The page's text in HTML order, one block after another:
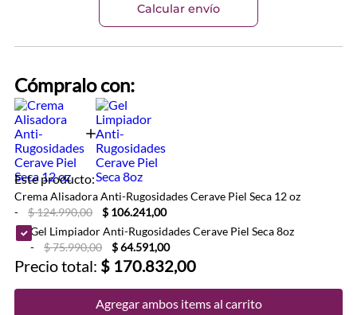
Calcular envío
Cómpralo con:
Este producto:
Crema Alisadora Anti-Rugosidades Cerave Piel Seca 12 oz
-
$ 124.990,00
$ 106.241,00
Gel Limpiador Anti-Rugosidades Cerave Piel Seca 8oz
-
$ 75.990,00 $ 64.591,00
Precio total: $ 170.832,00
Agregar ambos items al carrito